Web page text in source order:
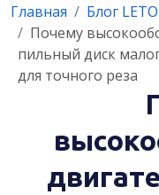
Главная
Блог
Почему
пильный диск
для точного реза